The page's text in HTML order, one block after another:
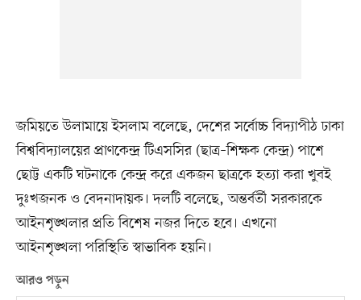
জমিয়তে উলামায়ে ইসলাম বলেছে, দেশের সর্বোচ্চ বিদ্যাপীঠ ঢাকা
বিশ্ববিদ্যালয়ের প্রাণকেন্দ্র টিএসসির (ছাত্র–শিক্ষক কেন্দ্র) পাশে
ছোট্ট একটি ঘটনাকে কেন্দ্র করে একজন ছাত্রকে হত্যা করা খুবই
দুঃখজনক ও বেদনাদায়ক। দলটি বলেছে, অন্তর্বর্তী সরকারকে
আইনশৃঙ্খলার প্রতি বিশেষ নজর দিতে হবে। এখন‌ো
আইনশৃঙ্খলা পরিস্থিতি স্বাভাবিক হয়নি।
আরও পড়ুন